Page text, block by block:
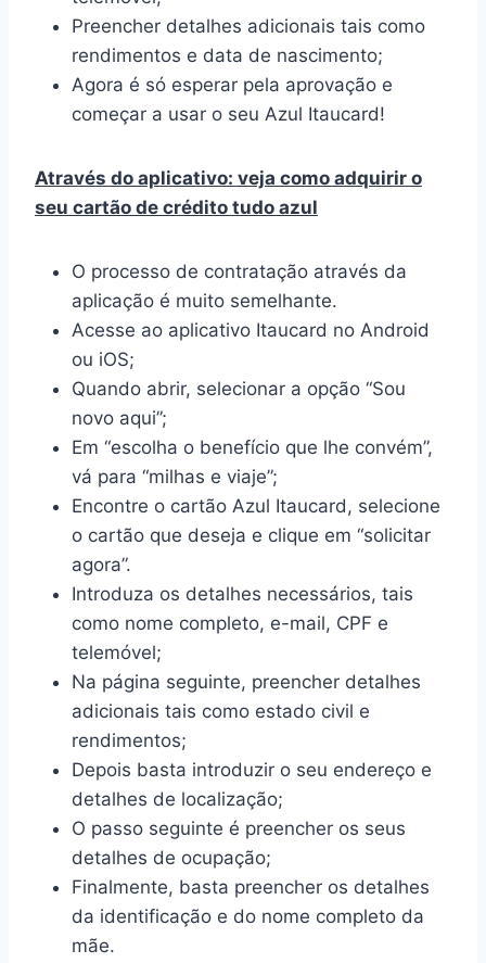
Preencher detalhes adicionais tais como
rendimentos e data de nascimento;
Agora é só esperar pela aprovação e
começar a usar o seu Azul Itaucard!
Através do aplicativo: veja como adquirir o
seu cartão de crédito tudo azul
O processo de contratação através da
aplicação é muito semelhante.
Acesse ao aplicativo Itaucard no Android
ou iOS;
Quando abrir, selecionar a opção “Sou
novo aqui”;
Em “escolha o benefício que lhe convém”,
vá para “milhas e viaje”;
Encontre o cartão Azul Itaucard, selecione
o cartão que deseja e clique em “solicitar
agora”.
Introduza os detalhes necessários, tais
como nome completo, e-mail, CPF e
telemóvel;
Na página seguinte, preencher detalhes
adicionais tais como estado civil e
rendimentos;
Depois basta introduzir o seu endereço e
detalhes de localização;
O passo seguinte é preencher os seus
detalhes de ocupação;
Finalmente, basta preencher os detalhes
da identificação e do nome completo da
mãe.